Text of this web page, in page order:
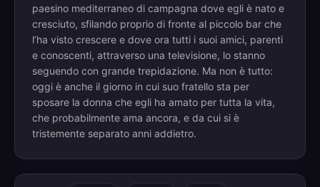
paesino mediterraneo di campagna dove egli è nato e
cresciuto, sfilando proprio di fronte al piccolo bar che
l’ha visto crescere e dove ora tutti i suoi amici, parenti
e conoscenti, attraverso una televisione, lo stanno
seguendo con grande trepidazione. Ma non è tutto:
oggi è anche il giorno in cui suo fratello sta per
sposare la donna che egli ha amato per tutta la vita,
che probabilmente ama ancora, e da cui si è
tristemente separato anni addietro.